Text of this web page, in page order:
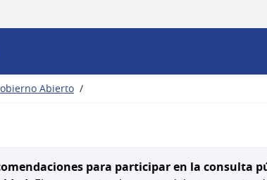
Abierto /
para participar en la consulta